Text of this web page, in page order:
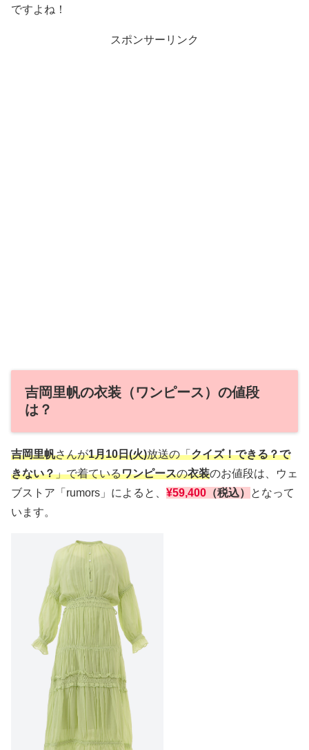
ですよね！
スポンサーリンク
吉岡里帆の衣装（ワンピース）の値段
は？
吉岡里帆さんが1月10日(火)放送の「クイズ！できる？で
きない？」で着ているワンピースの衣装のお値段は、ウェ
ブストア「rumors」によると、 ¥59,400 （税込）
となって
います。